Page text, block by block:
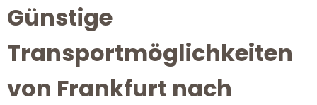
Günstige
Transportmöglichkeiten
von Frankfurt nach